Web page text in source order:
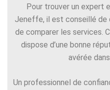
Pour trouver un expert
Jeneffe, il est conseillé
de comparer les services.
dispose d’une bonne
avérée
Un professionnel de